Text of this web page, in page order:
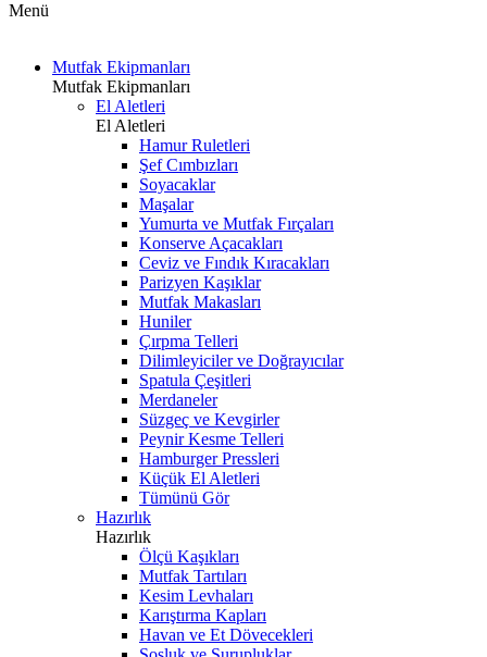
Menü
Mutfak Ekipmanları
Mutfak Ekipmanları
El Aletleri
El Aletleri
Hamur Ruletleri
Şef Cımbızları
Soyacaklar
Maşalar
Yumurta ve Mutfak Fırçaları
Konserve Açacakları
Ceviz ve Fındık Kıracakları
Parizyen Kaşıklar
Mutfak Makasları
Huniler
Çırpma Telleri
Dilimleyiciler ve Doğrayıcılar
Spatula Çeşitleri
Merdaneler
Süzgeç ve Kevgirler
Peynir Kesme Telleri
Hamburger Pressleri
Küçük El Aletleri
Tümünü Gör
Hazırlık
Hazırlık
Ölçü Kaşıkları
Mutfak Tartıları
Kesim Levhaları
Karıştırma Kapları
Havan ve Et Dövecekleri